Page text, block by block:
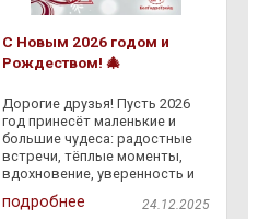
С Новым 2026 годом и
Рождеством! 🎄
Дорогие друзья! Пусть 2026
год принесёт маленькие и
большие чудеса: радостные
встречи, тёплые моменты,
вдохновение, уверенность и
светлые перемены. Пусть
сбывается задуманное, а
подробнее 24.12.2025